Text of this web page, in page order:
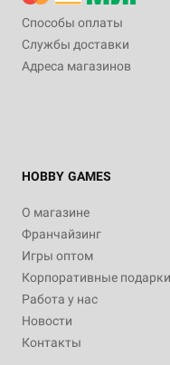
Способы оплаты
Службы доставки
Адреса магазинов
HOBBY GAMES
О магазине
Франчайзинг
Игры оптом
Корпоративные подарки
Работа у нас
Новости
Контакты